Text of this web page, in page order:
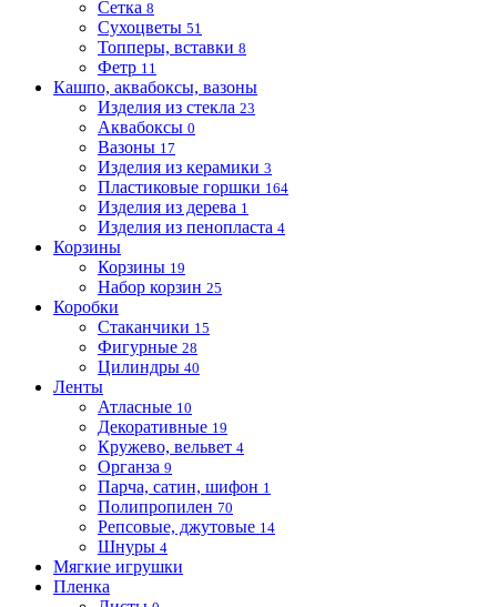
Сетка 8
Сухоцветы 51
Топперы, вставки 8
Фетр 11
Кашпо, аквабоксы, вазоны
Изделия из стекла 23
Аквабоксы 0
Вазоны 17
Изделия из керамики 3
Пластиковые горшки 164
Изделия из дерева 1
Изделия из пенопласта 4
Корзины
Корзины 19
Набор корзин 25
Коробки
Стаканчики 15
Фигурные 28
Цилиндры 40
Ленты
Атласные 10
Декоративные 19
Кружево, вельвет 4
Органза 9
Парча, сатин, шифон 1
Полипропилен 70
Репсовые, джутовые 14
Шнуры 4
Мягкие игрушки
Пленка